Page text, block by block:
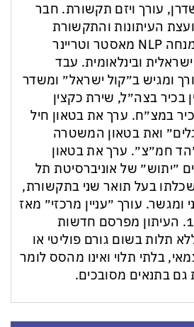
עורך ויזם תקשורת. חבר
העיתונות והתקשורת
בישראל. מנחה NLP מאסטר וטריינר
ובינלאומית. עבד
ומגיש ב״קול ישראל״ ומשדר
בכיר בצה״ל, שירת כקצין
במצ״ח. ערך את בטאון חיל
ואת בטאון המשטרה
חמ״צ״. ערך את בטאון
״יתוש״ של אוניברסיטת תל
בעל תואר שני בתקשורת,
ומגשר. עורך ״עניין מרכזי״ מאז
שנת 1999. העיתון מפרסם חדשות
תלות בשום גורם פוליטי או
בלתי תלוי ואינו מהסס לומר
בתנאים מסובכים.